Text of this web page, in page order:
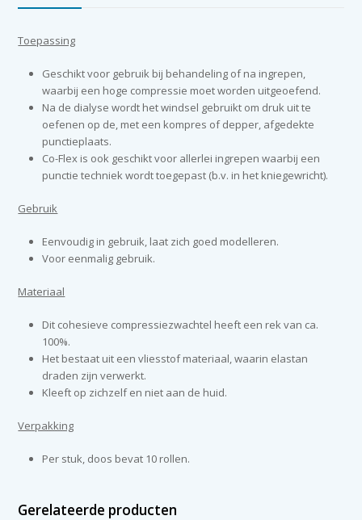
Toepassing
Geschikt voor gebruik bij behandeling of na ingrepen,
waarbij een hoge compressie moet worden uitgeoefend.
Na de dialyse wordt het windsel gebruikt om druk uit te
oefenen op de, met een kompres of depper, afgedekte
punctieplaats.
Co-Flex is ook geschikt voor allerlei ingrepen waarbij een
punctie techniek wordt toegepast (b.v. in het kniegewricht).
Gebruik
Eenvoudig in gebruik, laat zich goed modelleren.
Voor eenmalig gebruik.
Materiaal
Dit cohesieve compressiezwachtel heeft een rek van ca.
100%.
Het bestaat uit een vliesstof materiaal, waarin elastan
draden zijn verwerkt.
Kleeft op zichzelf en niet aan de huid.
Verpakking
Per stuk, doos bevat 10 rollen.
Gerelateerde producten